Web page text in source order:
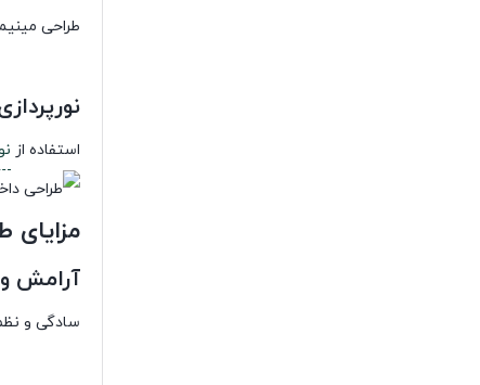
طراحی
استفاده از
آرامش و
سادگی و